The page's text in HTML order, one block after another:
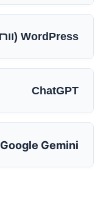
WordPress (וורדפרס)
ChatGPT
Google Gemini